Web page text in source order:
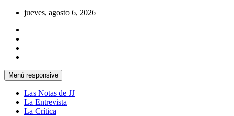
Saltar
contenido
jueves, agosto 6, 2026
Menú responsive
Las Notas de JJ
La Entrevista
La Crítica